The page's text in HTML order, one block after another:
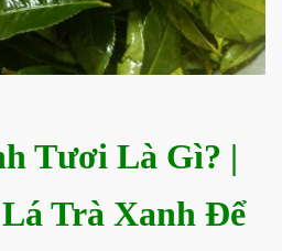
Tươi Là Gì? |
Trà Xanh Để